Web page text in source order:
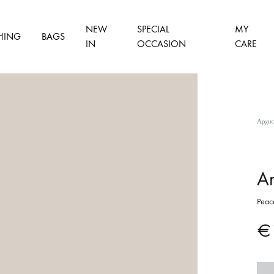
BAGS
NEW
IN
SPECIAL
OCCASION
MY
CARE
€